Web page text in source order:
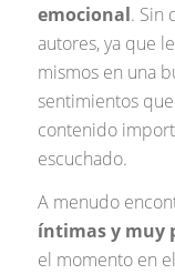
emocional. Sin
autores, ya que
mismos en una
sentimientos
contenido
escuchado.
A menudo
íntimas y muy
el momento en